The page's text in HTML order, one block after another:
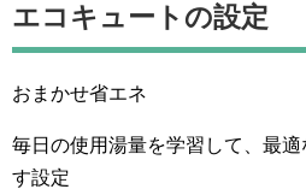
エコキュートの設定
おまかせ省エネ
毎日の使用湯量を学習して、最
す設定